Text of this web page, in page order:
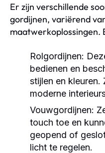
Er zijn verschillende
gordijnen, variërend
maatwerkoplossingen.
Rolgordijnen:
bedienen en
stijlen en
moderne
Vouwgordijnen:
touch toe en
geopend of
licht te regelen.